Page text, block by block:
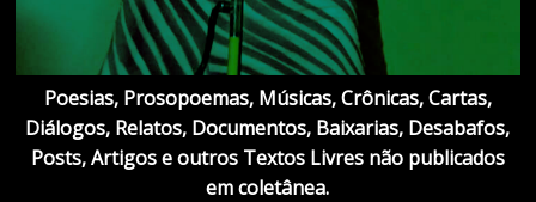
Poesias, Prosopoemas, Músicas, Crônicas, Cartas,
Diálogos, Relatos, Documentos, Baixarias, Desabafos,
Posts, Artigos e outros Textos Livres não publicados
em coletânea.